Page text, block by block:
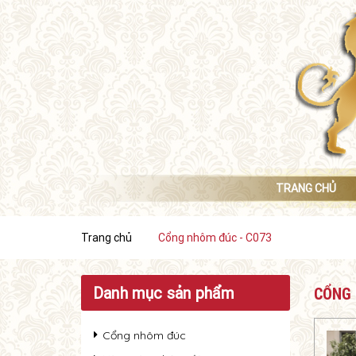
TRANG CHỦ
Trang chủ Cổng nhôm đúc - C073
Danh mục sản phẩm
Cổng nhôm đúc